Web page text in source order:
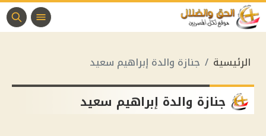
الرئيسية جنازة والدة إبراهيم سعيد
جنازة والدة إبراهيم سعيد